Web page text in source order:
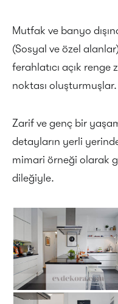
Mutfak ve banyo
(Sosyal ve özel
ferahlatıcı açık renge
noktası oluşturmuşlar.
Zarif ve genç bir
detayların yerli
mimari örneği olarak
dileğiyle.